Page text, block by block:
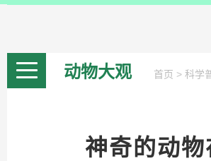
动物大观 首页 > 科学
神奇的动